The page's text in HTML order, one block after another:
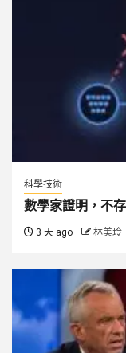
科學技術
數學家證明，不
3 天 ago 林美玲